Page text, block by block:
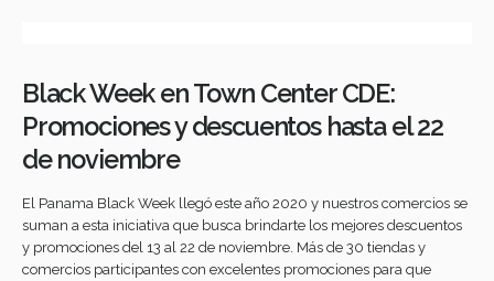
Black Week en Town Center CDE:
Promociones y descuentos hasta el 22
de noviembre
El Panama Black Week llegó este año 2020 y nuestros comercios se
suman a esta iniciativa que busca brindarte los mejores descuentos
y promociones del 13 al 22 de noviembre. Más de 30 tiendas y
comercios participantes con excelentes promociones para que